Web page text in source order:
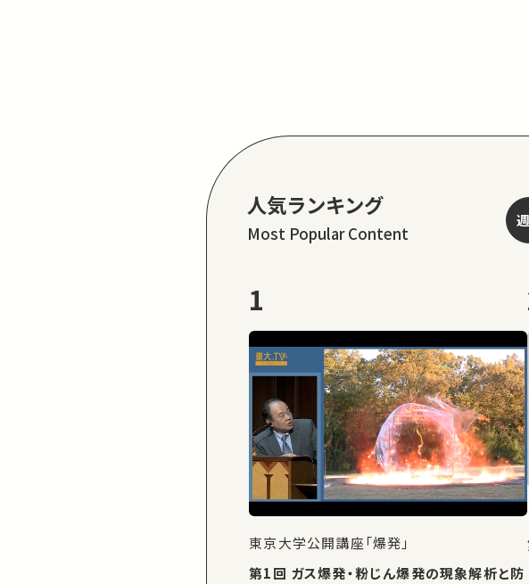
人気ランキング
Most Popular Content
1
東京大学公開講座「爆発」
第1回 ガス爆発・粉じん爆発の現象解析と防